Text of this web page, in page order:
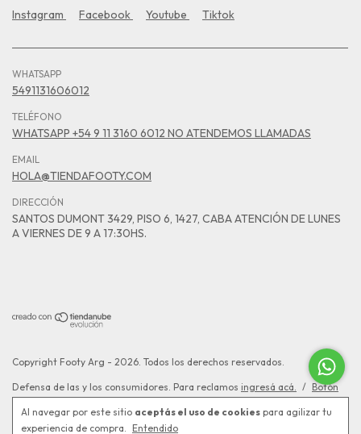
Al navegar por este sitio aceptás el uso de cookies para agilizar tu
experiencia de compra. Entendido
Instagram Facebook Youtube Tiktok
WHATSAPP
5491131606012
TELÉFONO
WHATSAPP +54 9 11 3160 6012 NO ATENDEMOS LLAMADAS
EMAIL
HOLA@TIENDAFOOTY.COM
DIRECCIÓN
SANTOS DUMONT 3429, PISO 6, 1427, CABA ATENCIÓN DE LUNES
A VIERNES DE 9 A 17:30HS.
Copyright Footy Arg - 2026. Todos los derechos reservados.
Defensa de las y los consumidores. Para reclamos ingresá acá. / Botón
de arrepentimiento